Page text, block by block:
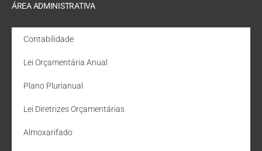
ÁREA ADMINISTRATIVA
Contabilidade
Lei Orçamentária Anual
Plano Plurianual
Lei Diretrizes Orçamentárias
Almoxarifado